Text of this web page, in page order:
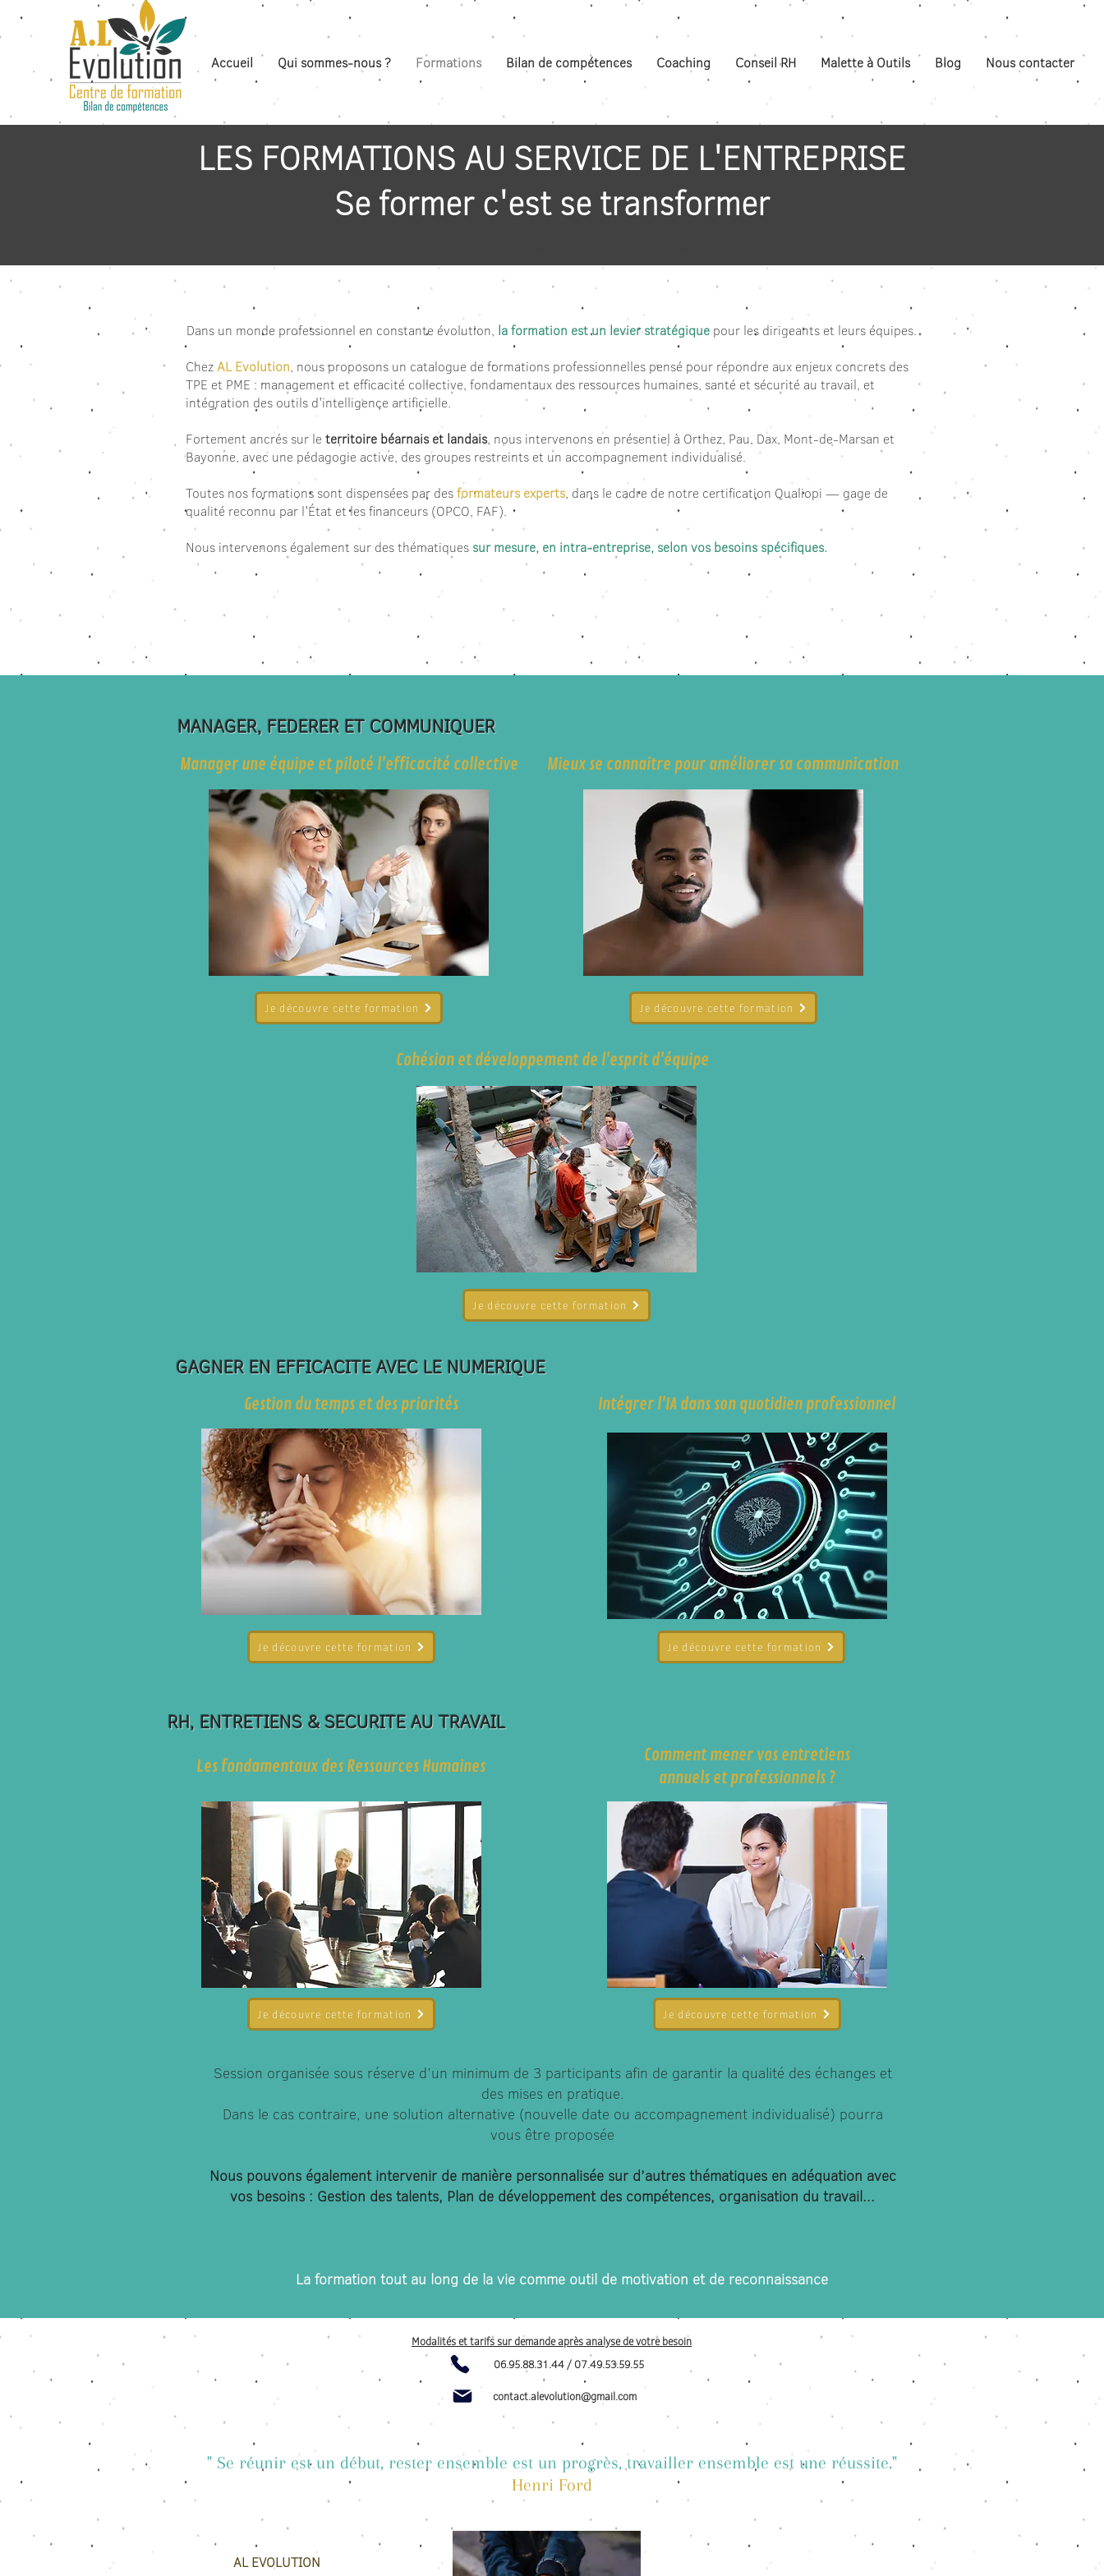
Accueil Qui sommes-nous ? Formations Bilan de compétences Coaching Conseil RH Malette à Outils Blog Nous contacter
LES FORMATIONS AU SERVICE DE L'ENTREPRISE
Se former c'est se transformer
Dans un monde professionnel en constante évolution, la formation est un levier stratégiquepour les dirigeants et leurs équipes.
ChezAL Evolution, nous proposons un catalogue de formations professionnelles pensé pour répondre aux enjeux concrets des
TPE et PME : management et efficacité collective, fondamentaux des ressources humaines, santé et sécurité au travail, et
intégration des outils d'intelligence artificielle.
Fortement ancrés sur le territoire béarnais et landais, nous intervenons en présentiel à Orthez, Pau, Dax, Mont-de-Marsan et
Bayonne, avec une pédagogie active, des groupes restreints et un accompagnement individualisé.
Toutes nos formations sont dispensées par desformateurs experts, dans le cadre de notre certification Qualiopi — gage de
qualité reconnu par l'État et les financeurs (OPCO, FAF).
Nous intervenons également sur des thématiques sur mesure, en intra-entreprise, selon vos besoins spécifiques.
MANAGER, FEDERER ET COMMUNIQUER
Manager une équipe et piloté l'efficacité collective
Je découvre cette formation
Mieux se connaitre pour améliorer sa communication
Je découvre cette formation
Cohésion et développement de l'esprit d'équipe
Je découvre cette formation
GAGNER EN EFFICACITE AVEC LE NUMERIQUE
Gestion du temps et des priorités
Je découvre cette formation
Intégrer l'IA dans son quotidien professionnel
Je découvre cette formation
RH, ENTRETIENS & SECURITE AU TRAVAIL
Les fondamentaux des Ressources Humaines
Comment mener vos entretiens
annuels et professionnels ?
Je découvre cette formation Je découvre cette formation
Session organisée sous réserve d’un minimum de 3 participants afin de garantir la qualité des échanges et
des mises en pratique.
Dans le cas contraire, une solution alternative (nouvelle date ou accompagnement individualisé) pourra
vous être proposée
Nous pouvons également intervenir de manière personnalisée sur d’autres thématiques en adéquation avec
vos besoins : Gestion des talents, Plan de développement des compétences, organisation du travail...
La formation tout au long de la vie comme outil de motivation et de reconnaissance
Modalités et tarifs sur demande après analyse de votre besoin
06.95.88.31.44 / 07.49.53.59.55
contact.alevolution@gmail.com
" Se réunir est un début, rester ensemble est un progrès, travailler ensemble est une réussite."
Henri Ford
AL EVOLUTION